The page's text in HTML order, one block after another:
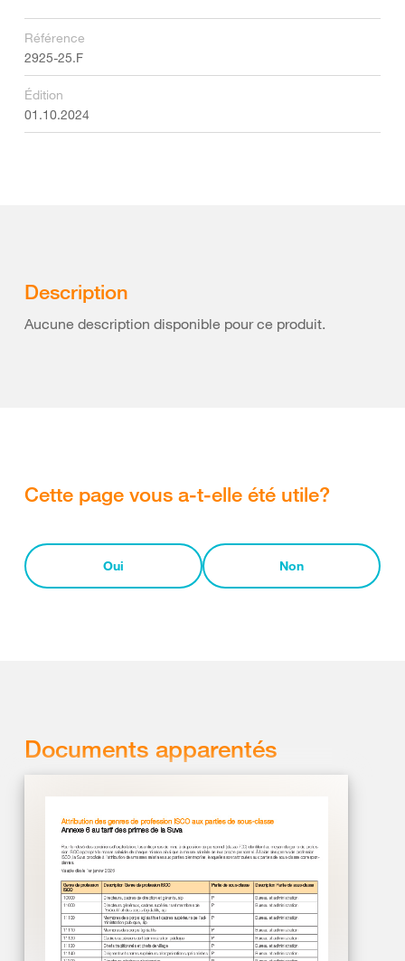
Référence
2925-25.F
Édition
01.10.2024
Description
Aucune description disponible pour ce produit.
Cette page vous a-t-elle été utile?
Oui Non
Documents apparentés